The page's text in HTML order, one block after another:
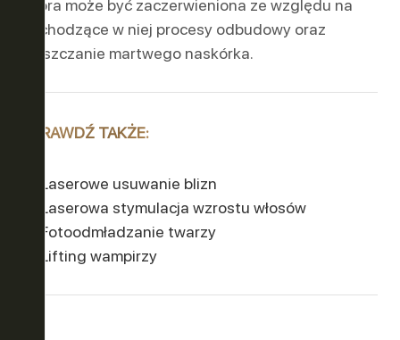
skóra może być zaczerwieniona ze względu na
zachodzące w niej procesy odbudowy oraz
złuszczanie martwego naskórka.
SPRAWDŹ TAKŻE:
Laserowe usuwanie blizn
Laserowa stymulacja wzrostu włosów
Fotoodmładzanie twarzy
Lifting wampirzy